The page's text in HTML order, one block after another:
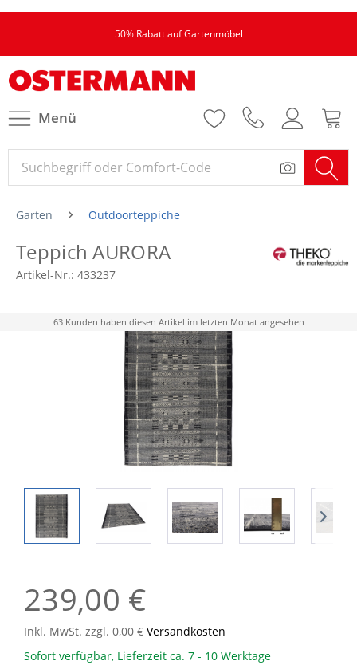
50% Rabatt auf Gartenmöbel
Menü
Garten Outdoorteppiche
Teppich AURORA
Artikel-Nr.: 433237
63 Kunden haben diesen Artikel im letzten Monat angesehen
239,00 €
Inkl. MwSt. zzgl. 0,00 € Versandkosten
Sofort verfügbar, Lieferzeit ca. 7 - 10 Werktage